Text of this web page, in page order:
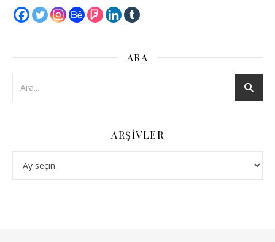
ARA
ARŞIVLER